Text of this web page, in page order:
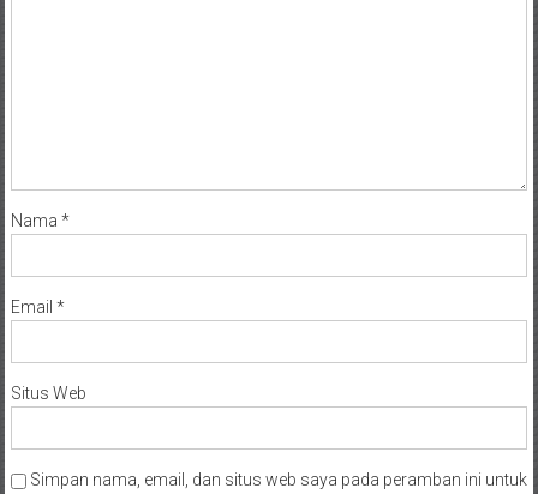
Selatan/
jawa
Nama *
Email *
Situs Web
Simpan nama, email, dan situs web saya pada peramban ini untuk